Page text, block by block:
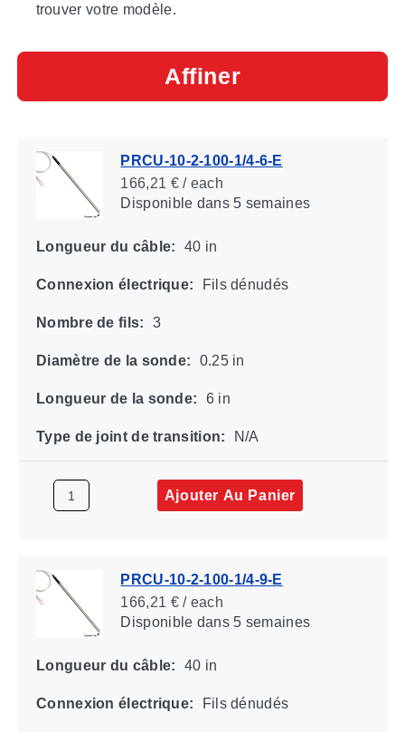
trouver votre modèle.
Affiner
PRCU-10-2-100-1/4-6-E
166,21 € / each
Disponibledans 5 semaines
Longueur du câble: 40 in
Connexion électrique: Fils dénudés
Nombre de fils: 3
Diamètre de la sonde: 0.25 in
Longueur de la sonde: 6 in
Type de joint de transition: N/A
Ajouter Au Panier
PRCU-10-2-100-1/4-9-E
166,21 € / each
Disponibledans 5 semaines
Longueur du câble: 40 in
Connexion électrique: Fils dénudés